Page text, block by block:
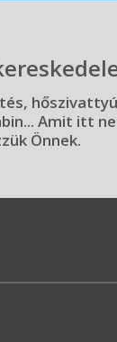
Amit itt
Önnek.